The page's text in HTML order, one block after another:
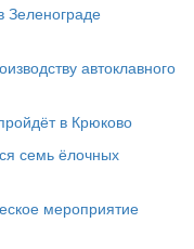
Зеленограде
автоклавного
в Крюково
семь ёлочных
мероприятие